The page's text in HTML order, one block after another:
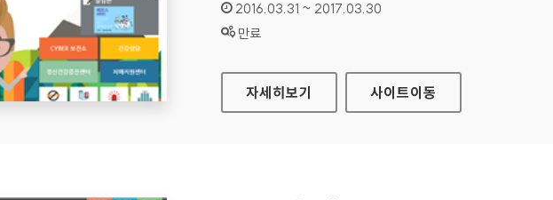
인증기간 :
2016.03.31 ~ 2017.03.30
상태 :
만료
은평구 보건소 홈페이지
자세히보기 사이트이동